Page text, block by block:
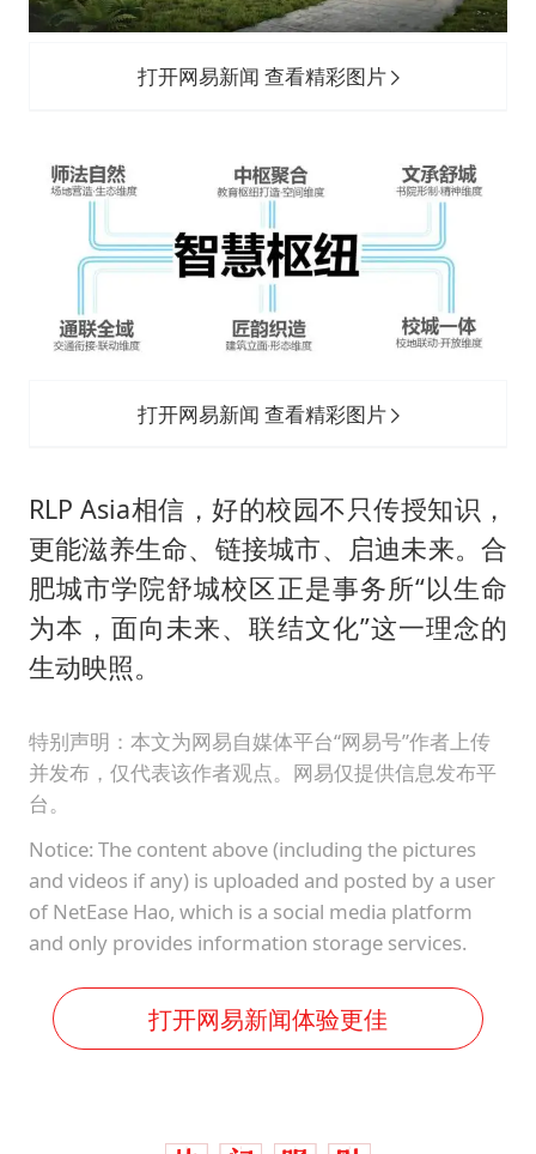
打开网易新闻 查看精彩图片
打开网易新闻 查看精彩图片
RLP Asia相信，好的校园不只传授知识，
更能滋养生命、链接城市、启迪未来。合
肥城市学院舒城校区正是事务所“以生命
为本，面向未来、联结文化”这一理念的
生动映照。
特别声明：本文为网易自媒体平台“网易号”作者上传
并发布，仅代表该作者观点。网易仅提供信息发布平
台。
Notice: The content above (including the pictures
and videos if any) is uploaded and posted by a user
of NetEase Hao, which is a social media platform
and only provides information storage services.
打开网易新闻体验更佳